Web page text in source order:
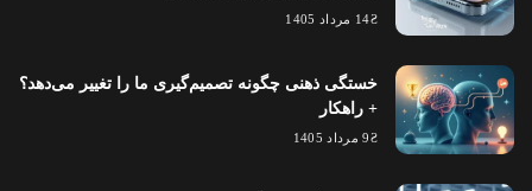
14 مرداد 1405
خستگی ذهنی چگونه تصمیم‌گیری ما را تغییر می‌دهد؟
+ راهکار
9 مرداد 1405